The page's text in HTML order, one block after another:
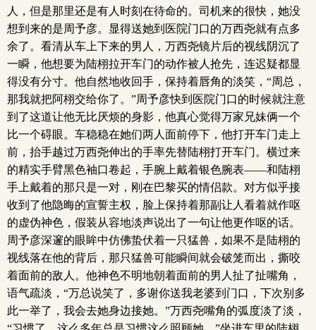
人，但是那里还是有人时刻在待命的。司机来的很快，她没
想到来的是周予彦。显得送她到医院门口的万西尧就有点多
余了。看清从车上下来的男人，万西尧镜片后的视线阴沉了
一瞬，他想要为陆栩拉开车门的动作被人抢先，连迟疑都显
得没有分寸。他自然地收回手，保持着唇角的淡笑，“周总，
那我就把阿栩交给你了。”周予彦快到医院门口的时候就注意
到了这道让他无比厌烦的身影，他真心觉得万家兄妹俩一个
比一个碍眼。车稳稳在她们两人面前停下，他打开车门走上
前，抬手越过万西尧伸出的手率先替陆栩打开车门。横过来
的精实手臂黑色袖口卷起，手腕上戴着银色腕表——和陆栩
手上戴着的那只是一对，刚在巴黎买的情侣款。对方似乎接
收到了他隐晦的宣誓主权，脸上保持着那副让人看着就作呕
的虚伪神色，假装从容地淡声说出了一句让他更作呕的话。
周予彦深邃的眼眸中仿佛蛰伏着一只猛兽，如果不是陆栩的
视线落在他的背后，那只猛兽可能瞬间就会破笼而出，撕咬
着面前的敌人。他神色不明地朝着面前的男人扯了扯嘴角，
语气疏淡，“万总说笑了，多谢你送我老婆到门口，下次别多
此一举了，我会去她身边接她。”万西尧嘴角的弧度淡了淡，